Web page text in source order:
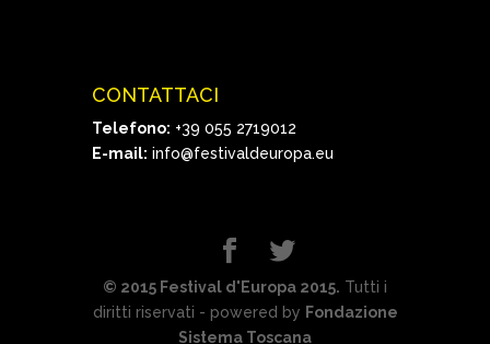
CONTATTACI
Telefono: +39 055 2719012
E-mail: info@festivaldeuropa.eu
© 2015 Festival d'Europa 2015. Tutti i
diritti riservati - powered by Fondazione
Sistema Toscana